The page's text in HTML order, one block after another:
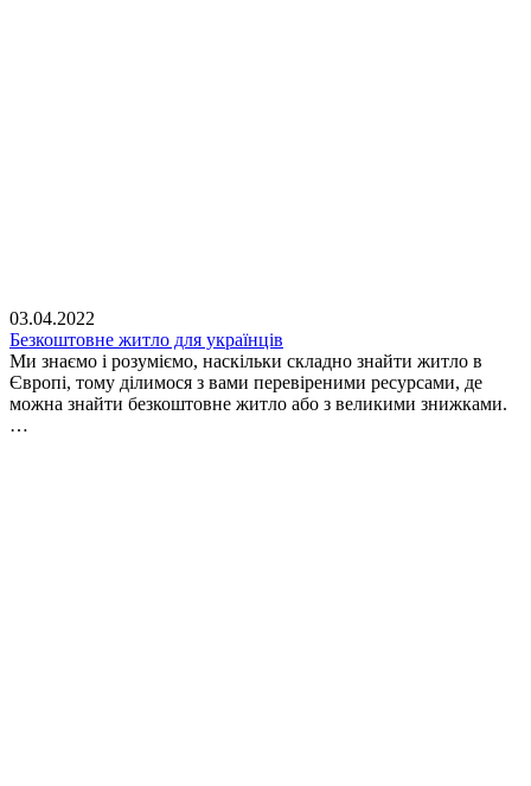
03.04.2022
Безкоштовне житло для українців
Ми знаємо і розуміємо, наскільки складно знайти житло в
Європі, тому ділимося з вами перевіреними ресурсами, де
можна знайти безкоштовне житло або з великими знижками.
…